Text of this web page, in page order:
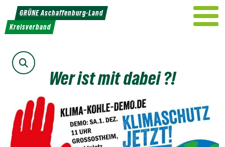
Weiter
zum
Inhalt
GRÜNE Aschaffenburg-Land
Kreisverband
Suche
Wer ist mit dabei ?!